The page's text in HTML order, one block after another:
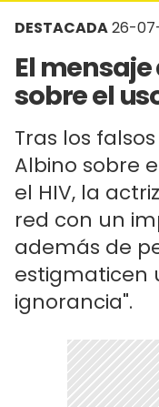
DESTACADA26-
El
sobre el
Tras los
Albino sobre
el HIV, la
red con un
además de
estigmaticen
ignorancia".